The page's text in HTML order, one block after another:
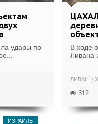
удары по
В ходе
Ливана
ЛИВАН
312
ИЗРАИЛЬ